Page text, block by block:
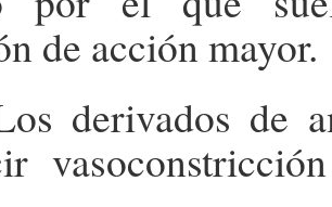
de acción mayor.
de